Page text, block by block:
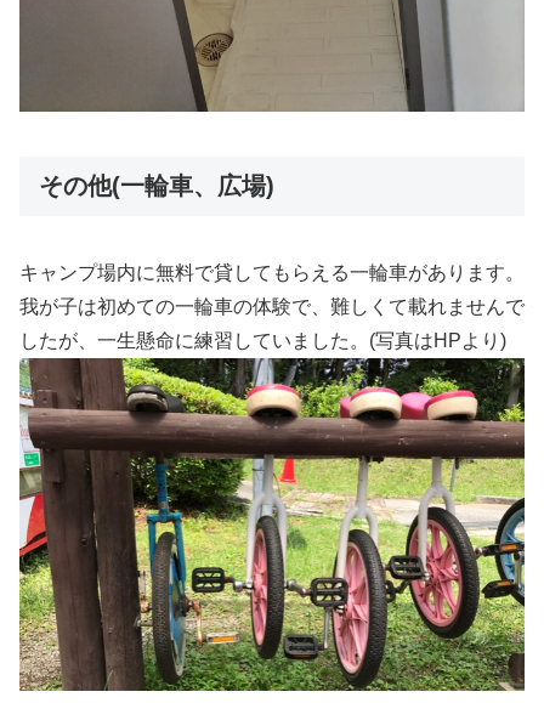
その他(一輪車、広場)
キャンプ場内に無料で貸してもらえる一輪車があります。
我が子は初めての一輪車の体験で、難しくて載れませんで
したが、一生懸命に練習していました。(写真はHPより)